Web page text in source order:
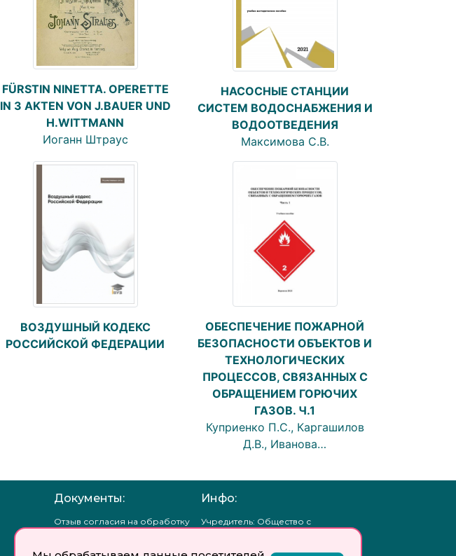
FÜRSTIN NINETTA. OPERETTE
IN 3 AKTEN VON J.BAUER UND
H.WITTMANN
Иоганн Штраус
НАСОСНЫЕ СТАНЦИИ
СИСТЕМ ВОДОСНАБЖЕНИЯ И
ВОДООТВЕДЕНИЯ
Максимова С.В.
ВОЗДУШНЫЙ КОДЕКС
РОССИЙСКОЙ ФЕДЕРАЦИИ
ОБЕСПЕЧЕНИЕ ПОЖАРНОЙ
БЕЗОПАСНОСТИ ОБЪЕКТОВ И
ТЕХНОЛОГИЧЕСКИХ
ПРОЦЕССОВ, СВЯЗАННЫХ С
ОБРАЩЕНИЕМ ГОРЮЧИХ
ГАЗОВ. Ч.1
Куприенко П.С., Каргашилов
Д.В., Иванова…
Документы:
Отзыв согласия на обработку
Инфо:
Учредитель: Общество с